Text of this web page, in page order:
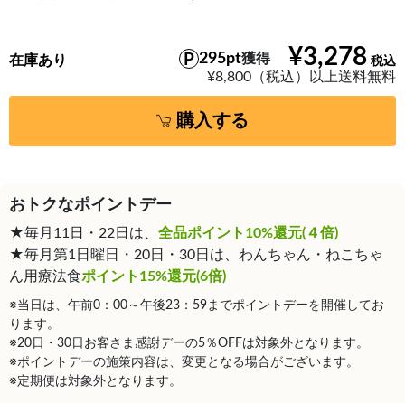
¥3,278
295pt獲得
¥8,800（税込）以上送料無料
在庫あり
購入する
おトクなポイントデー
★毎月11日・22日は、 全品ポイント10%還元(４倍)
★毎月第1日曜日・20日・30日は、わんちゃん・ねこちゃ
ん用療法食ポイント15%還元(6倍)
※当日は、午前0：00～午後23：59までポイントデーを開催してお
ります。
※20日・30日お客さま感謝デーの5％OFFは対象外となります。
※ポイントデーの施策内容は、変更となる場合がございます。
※定期便は対象外となります。